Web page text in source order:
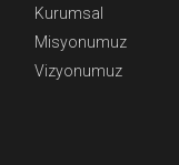
Kurumsal
Misyonumuz
Vizyonumuz